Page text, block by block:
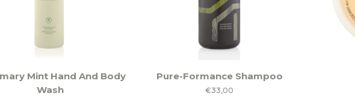
Mint Hand And Body
Wash
Pure-Formance Shampoo
€33,00